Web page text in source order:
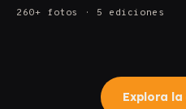
260+ fotos · 5 ediciones
CONSOLIDAMOS COMUNIDADExplora